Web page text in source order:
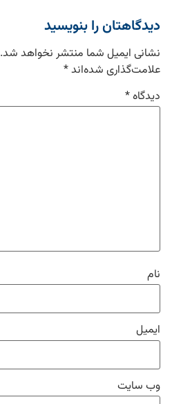
دیدگاهتان را بنویسید
نشانی ایمیل شما منتشر نخواهد شد.
علامت‌گذاری شده‌اند*
دیدگاه*
نام
ایمیل
وب‌ سایت